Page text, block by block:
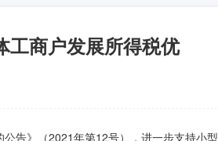
工商户发展所得税优
告》（2021年第12号），进一步支持小型